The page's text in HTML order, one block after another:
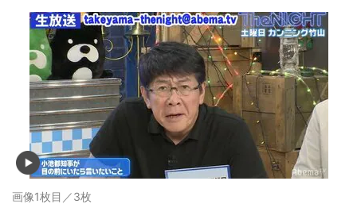
画像1枚目／3枚